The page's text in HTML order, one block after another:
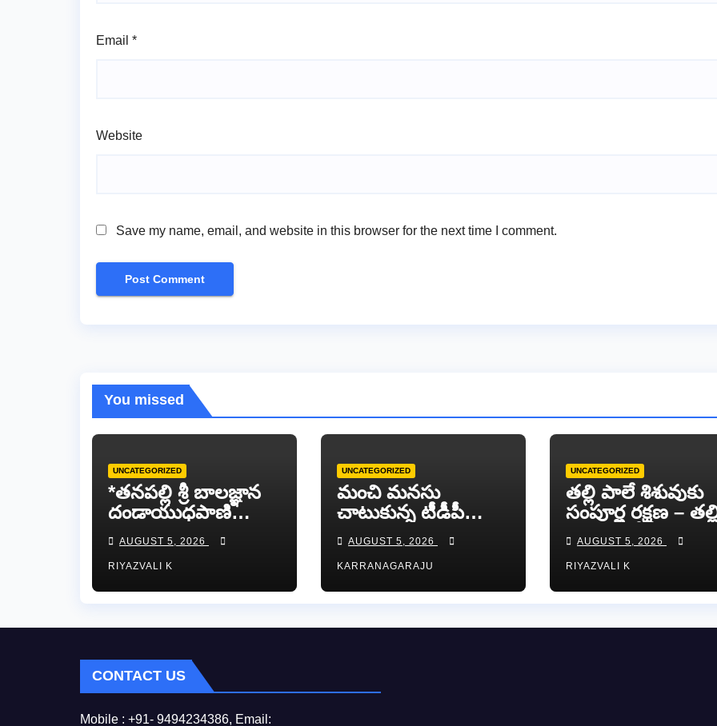
Email *
Website
Save my name, email, and website in this browser for the next time I comment.
You missed
UNCATEGORIZED
*తనపల్లి శ్రీ బాలజ్ఞాన
దండాయుధపాణి
స్వామివారికి
పట్టువస్త్రాలు
సమర్పించిన తుడా
ఛైర్మన్ డాక్టర్ డాలర్స్
AUGUST 5, 2026
RIYAZVALI K
UNCATEGORIZED
మంచి మనసు
చాటుకున్న టీడీపీ
యువ నాయకుడు
గోధా సుందర్ రెడ్డి.
AUGUST 5, 2026
KARRANAGARAJU
UNCATEGORIZED
తల్లి పాలే శిశువుకు
సంపూర్ణ రక్షణ –
పాల వారోత్సవాల
సందర్భంగా
ర్యాలీ…
AUGUST 5, 2026
RIYAZVALI K
CONTACT US
Mobile : +91- 9494234386, Email: